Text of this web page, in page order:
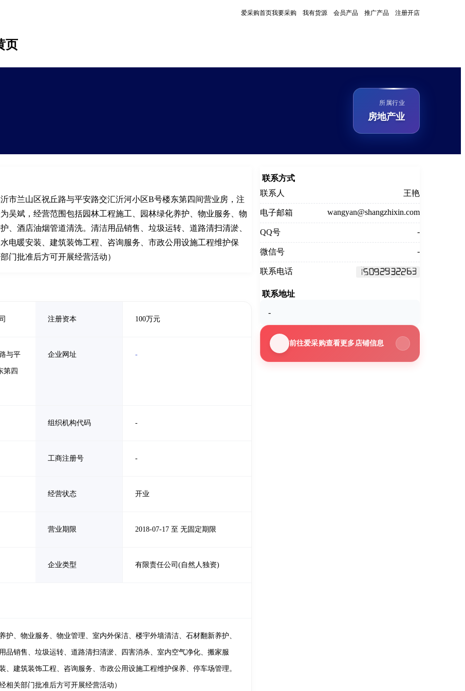
爱采购首页我要采购 我有货源 会员产品 推广产品 注册开店
页
所属行业
房地产业
市兰山区祝丘路与平安路交汇沂河小区B号楼东第四间营业房，注
吴斌，经营范围包括园林工程施工、园林绿化养护、物业服务、物
、酒店油烟管道清洗。清洁用品销售、垃圾运转、道路清扫清淤、
电暖安装、建筑装饰工程、咨询服务、市政公用设施工程维护保
门批准后方可开展经营活动）
注册资本 100万元
与平
第四
企业网址 -
组织机构代码 -
工商注册号 -
经营状态 开业
营业期限 2018-07-17 至 无固定期限
企业类型 有限责任公司(自然人独资)
护、物业服务、物业管理、室内外保洁、楼宇外墙清洁、石材翻新养护、
品销售、垃圾运转、道路清扫清淤、四害消杀、室内空气净化、搬家服
、建筑装饰工程、咨询服务、市政公用设施工程维护保养、停车场管理。
相关部门批准后方可开展经营活动）
联系方式
联系人
王艳
电子邮箱 wangyan@shangzhixin.com
QQ号 -
微信号 -
联系电话
联系地址
-
前往爱采购查看更多店铺信息